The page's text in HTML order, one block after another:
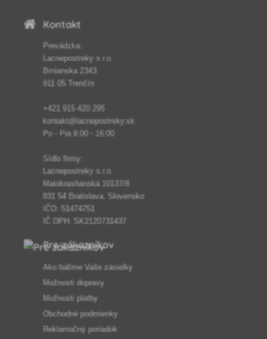
Kontakt
Prevádzka:
Lacnepostreky s.r.o.
Brnianska 2343
911 05 Trenčín
+421 915 420 295
kontakt@lacnepostreky.sk
Po - Pia 9:00 - 16:00
Sídlo firmy:
Lacnepostreky s.r.o.
Malokrasňanská 10137/8
831 54 Bratislava, Slovensko
IČO: 51474751
IČ DPH: SK2120731437
Pre zákazníkov
Ako balíme Vaše zásielky
Možnosti dopravy
Možnosti platby
Obchodné podmienky
Reklamačný poriadok